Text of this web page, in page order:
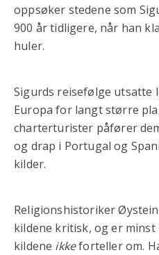
oppsøker stedene som
900 år tidligere, når han
huler.
Sigurds reisefølge utsatte
Europa for langt større
charterturister påfører
og drap i Portugal og
kilder.
Religionshistoriker
kildene kritisk, og er
kildene ikkeforteller om.